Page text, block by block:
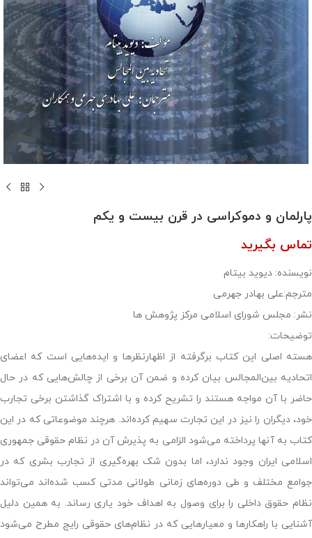
پارلمان و دموکراسی در قرن بیست و یکم
تماس بگیرید
نویسنده: دیوید بیتام
مترجم:علی بهادر جهرمی
نشر: مجلس شورای اسلامی مرکز پژوهش ها
توضیحات:
هسته اصلی این کتاب برگرفته از اظهارنظرها و ایده‌هایی است که اعضای
اتحادیه بین‌المجالس بیان کرده و ضمن آن برخی از چالش‌هایی که در حال
حاضر با آن مواجه هستند را تشریح کرده و با اشتراک گذاشتن برخی تجارب
خود‌، دیگران را نیز در این تجارت سهیم کرده‌اند. هرچند موضوعاتی که در این
کتاب به آنها پرداخته می‌شود الزامی به پذیرش آن در نظام حقوقی جمهوری
اسلامی ایران وجود ندارد، اما بدون شک بهره‌گیری از تجارب بشری که در
جوامع مختلف و طی دوره‌های زمانی طولانی مدتی کسب شده‌اند می‌تواند
نظام حقوق داخلی را برای وصول به اهداف خود یاری رساند. به همین دلیل
آشنایی با راهکارها و معیارهایی که در نظام‌های حقوقی رایج مطرح می‌شود